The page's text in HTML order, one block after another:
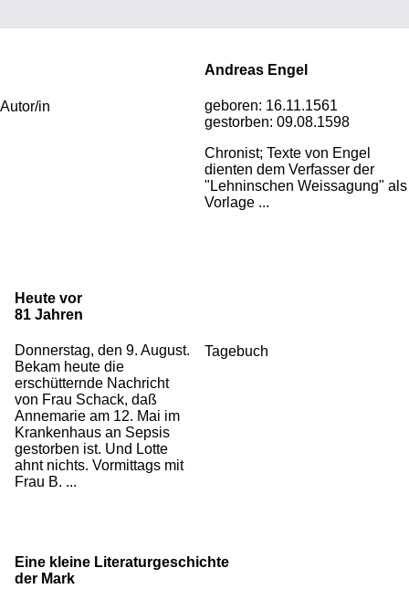
Autor/in
Andreas Engel
geboren: 16.11.1561
gestorben: 09.08.1598
Chronist; Texte von Engel
dienten dem Verfasser der
"Lehninschen Weissagung" als
Vorlage ...
Heute vor
81 Jahren
Donnerstag, den 9. August.
Bekam heute die
erschütternde Nachricht
von Frau Schack, daß
Annemarie am 12. Mai im
Krankenhaus an Sepsis
gestorben ist. Und Lotte
ahnt nichts. Vormittags mit
Frau B. ...
Tagebuch
Eine kleine Literaturgeschichte
der Mark